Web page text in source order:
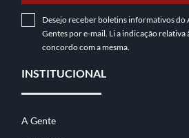
Desejo receber boletins informativos do
Gentes por e-mail. Li a indicação relativa
concordo com a mesma.
INSTITUCIONAL
A Gente